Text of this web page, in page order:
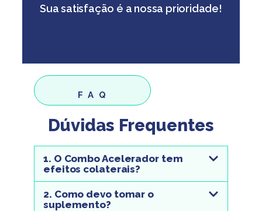
Sua satisfação é a nossa prioridade!
F A Q
Dúvidas Frequentes
1. O Combo Acelerador tem
efeitos colaterais?
2. Como devo tomar o
suplemento?